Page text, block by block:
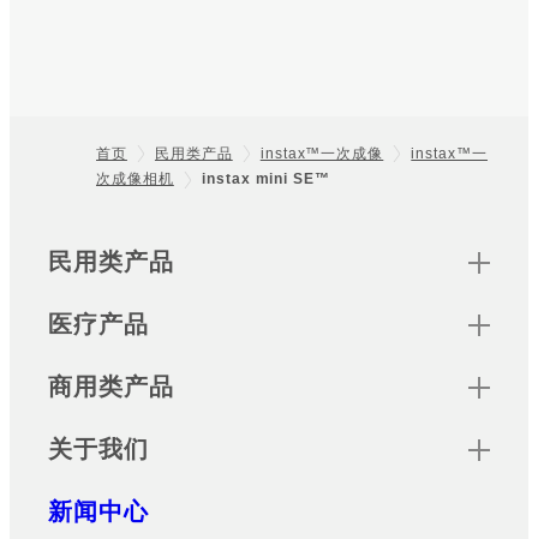
Footer
首页 民用类产品 instax™一次成像
instax™一
次成像相机
instax mini SE™
Sitemap
民用类产品
医疗产品
商用类产品
关于我们
新闻中心